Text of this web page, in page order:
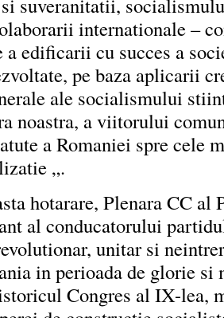
internationale –
a edificarii cu succes a
pe baza aplicarii
ale socialismului
noastra, a viitorului
a Romaniei spre cele
„.
hotarare, Plenara CC al
al conducatorului
unitar si
in perioada de glorie si
Congres al IX-lea,